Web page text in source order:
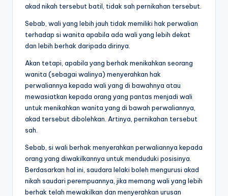
akad nikah tersebut batil, tidak sah pernikahan tersebut.
Sebab, wali yang lebih jauh tidak memiliki hak perwalian
terhadap si wanita apabila ada wali yang lebih dekat
dan lebih berhak daripada dirinya.
Akan tetapi, apabila yang berhak menikahkan seorang
wanita (sebagai walinya) menyerahkan hak
perwaliannya kepada wali yang di bawahnya atau
mewasiatkan kepada orang yang pantas menjadi wali
untuk menikahkan wanita yang di bawah perwaliannya,
akad tersebut dibolehkan. Artinya, pernikahan tersebut
sah.
Sebab, si wali berhak menyerahkan perwaliannya kepada
orang yang diwakilkannya untuk menduduki posisinya.
Berdasarkan hal ini, saudara lelaki boleh mengurusi akad
nikah saudari perempuannya, jika memang wali yang lebih
berhak telah mewakilkan dan menyerahkan urusan